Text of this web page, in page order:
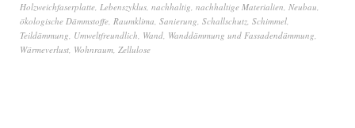
Holzweichfaserplatte, Lebenszyklus, nachhaltig, nachhaltige Materialien, Neubau,
ökologische Dämmstoffe, Raumklima, Sanierung, Schallschutz, Schimmel,
Teildämmung, Umweltfreundlich, Wand, Wanddämmung und Fassadendämmung,
Wärmeverlust, Wohnraum, Zellulose